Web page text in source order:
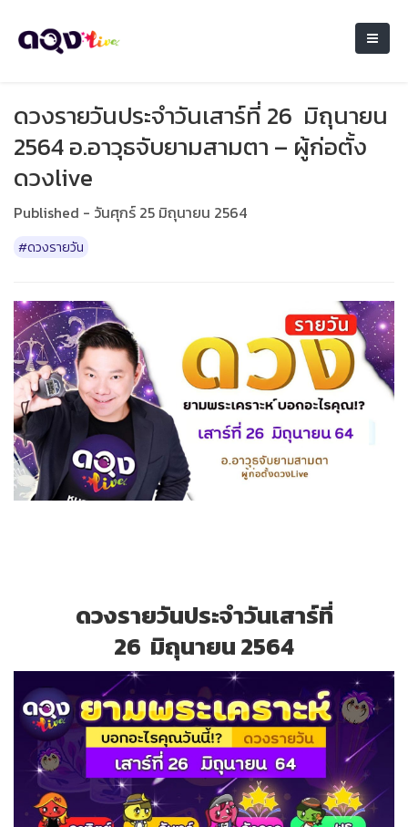
ดวงรายวันประจำวันเสาร์ที่ 26 มิถุนายน
2564 อ.อาวุธจับยามสามตา – ผู้ก่อตั้ง
ดวงlive
Published - วันศุกร์ 25 มิถุนายน 2564
#ดวงรายวัน
ดวงรายวันประจำวันเสาร์ที่
26 มิถุนายน 2564